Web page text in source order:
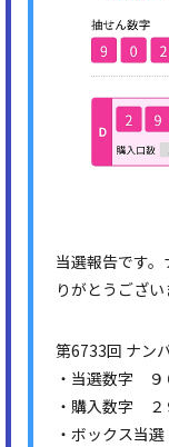
当選報告です
りがとうござい
第6733回 ナン
・当選数字 ９
・購入数字 ２
・ボックス当選